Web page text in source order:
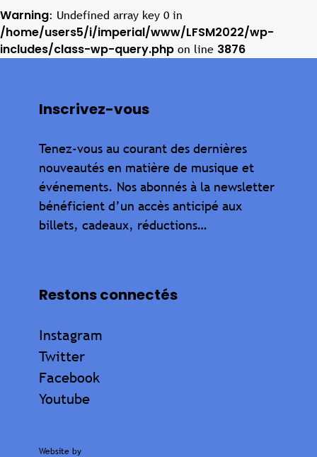
Warning: Undefined array key 0 in
/home/users5/i/imperial/www/LFSM2022/wp-
includes/class-wp-query.php on line 3876
Inscrivez-vous
Tenez-vous au courant des dernières
nouveautés en matière de musique et
événements. Nos abonnés à la newsletter
bénéficient d’un accès anticipé aux
billets, cadeaux, réductions…
Restons connectés
Instagram
Twitter
Facebook
Youtube
Website by